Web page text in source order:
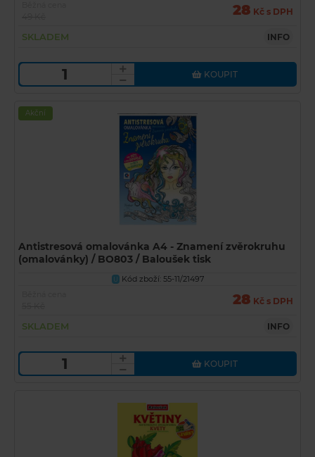
28 Kč s DPH
SKLADEM INFO
KOUPIT
Akční
Antistresová omalovánka A4 - Znamení zvěrokruhu
(omalovánky) / BO803 / Baloušek tisk
U Kód zboží: 55-11/21497
28 Kč s DPH
SKLADEM INFO
KOUPIT